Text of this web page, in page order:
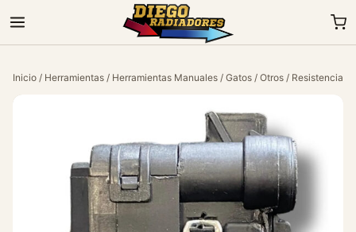
Inicio / Herramientas / Herramientas Manuales / Gatos / Otros / Resistencia